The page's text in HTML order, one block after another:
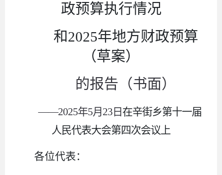
政预算执行情况
和2025年地方财政预算
（草案）
的报告 （书面）
——2025年5月 23日 在辛街乡第十一届
人民代表大会第四次会议 上
各位代表：